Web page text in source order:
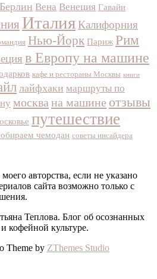
Берлин Вена Венеция Гавайи
ИталияКалифорния
Нью-Йорк Париж Рим
в Европу на машине
кафе и рестораны Москвы книги
лайфхаки маршруты по
москва на машине отзывы
путешествие
чемодан советы инсайдера
авторства, если не указано
сайта возможно только с
Теплова. Блог об осознанных
кофейной культуре.
Theme by ZThemes Studio